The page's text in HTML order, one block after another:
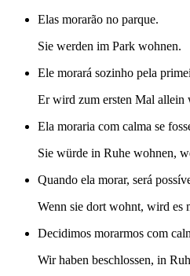
Elas morarão no parque.
Sie werden im Park wohnen.
Ele morará sozinho pela
Er wird zum ersten Mal allein
Ela moraria com calma se
Sie würde in Ruhe wohnen,
Quando ela morar, será
Wenn sie dort wohnt, wird es
Decidimos morarmos com
Wir haben beschlossen, in